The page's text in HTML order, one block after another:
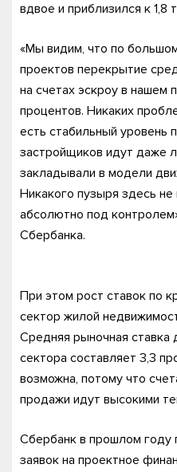
вдвое и приблизился к 1,8
«Мы видим, что по
проектов перекрытие
на счетах эскроу в
процентов. Никаких
есть стабильный уровень
застройщиков идут даже
закладывали в модели
Никакого пузыря здесь не
абсолютно под
Сбербанка.
При этом рост ставок по
сектор жилой
Средняя рыночная ставка
сектора составляет 3,3
возможна, потому что
продажи идут высокими
Сбербанк в прошлом году
заявок на проектное